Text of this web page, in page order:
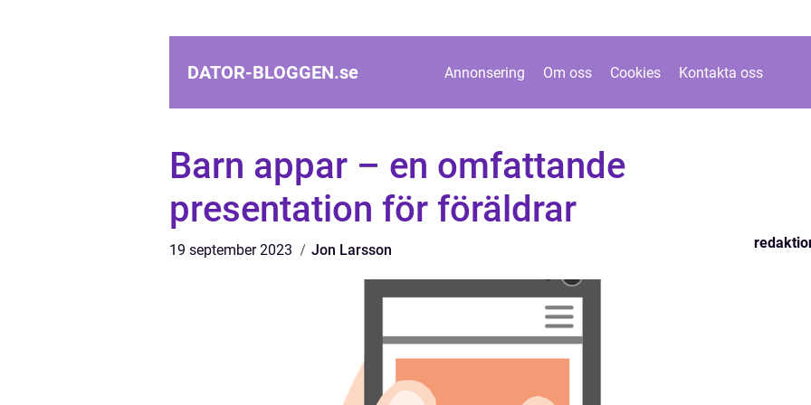
DATOR-BLOGGEN.se Annonsering Om oss Cookies Kontakta oss
Barn appar – en omfattande
presentation för föräldrar
19 september 2023 Jon Larsson